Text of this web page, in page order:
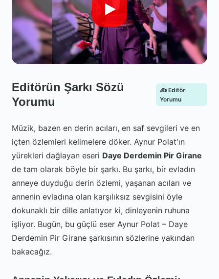
Editörün Şarkı Sözü
Yorumu
✍️ Editör
Yorumu
Müzik, bazen en derin acıları, en saf sevgileri ve en
içten özlemleri kelimelere döker. Aynur Polat'ın
yürekleri dağlayan eseri Daye Derdemin Pir Girane
de tam olarak böyle bir şarkı. Bu şarkı, bir evladın
anneye duyduğu derin özlemi, yaşanan acıları ve
annenin evladına olan karşılıksız sevgisini öyle
dokunaklı bir dille anlatıyor ki, dinleyenin ruhuna
işliyor. Bugün, bu güçlü eser Aynur Polat – Daye
Derdemin Pir Girane şarkısının sözlerine yakından
bakacağız.